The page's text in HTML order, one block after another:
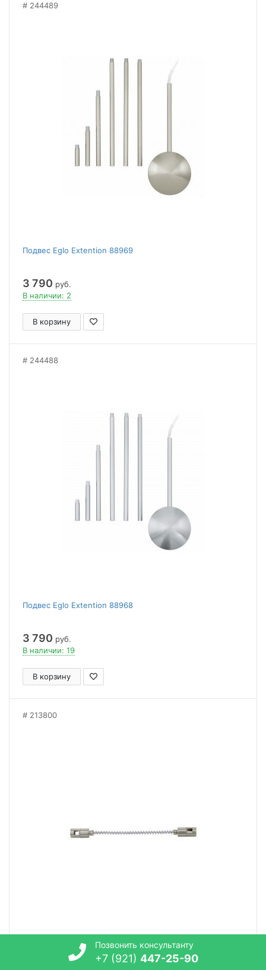
244489
Подвес Eglo Extention 88969
3 790 руб.
В наличии: 2
В корзину
244488
Подвес Eglo Extention 88968
3 790 руб.
В наличии: 19
В корзину
213800
Коннектор гибкий Eglo Villanova 94609
Позвонить консультанту
+7 (921) 447-25-90